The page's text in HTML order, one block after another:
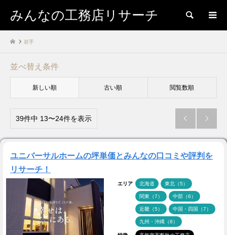
みんなの工務店リサーチ 検索
岩手
並べ替え条件
新しい順 古い順 閲覧数順
39件中 13〜24件を表示  
ユニバーサルホームの坪単価とみんなの口コミや評判を
リサーチ！
エリア 北海道 東北（5）
関東（7） 中部（6）
近畿（5） 中国・四国（7）
九州・沖縄（8）